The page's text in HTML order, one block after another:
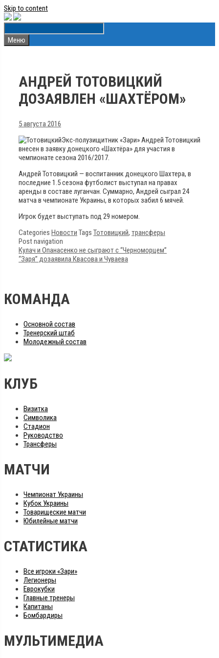
Skip to content
Меню
АНДРЕЙ ТОТОВИЦКИЙ
ДОЗАЯВЛЕН «ШАХТЁРОМ»
5 августа 2016
Экс-полузищитник «Зари» Андрей Тотовицкий
внесен в заявку донецкого «Шахтёра» для участия в
чемпионате сезона 2016/2017.
Андрей Тотовицкий — воспитанник донецкого Шахтера, в
последние 1.5 сезона футболист выступал на правах
аренды в составе луганчан. Суммарно, Андрей сыграл 24
матча в чемпионате Украины, в которых забил 6 мячей.
Игрок будет выступать под 29 номером.
Categories Новости Tags Тотовицкий, трансферы
Post navigation
Кулач и Опанасенко не сыграют с “Черноморцем”
“Заря” дозаявила Квасова и Чуваева
КОМАНДА
Основной состав
Тренерский штаб
Молодежный состав
КЛУБ
Визитка
Символика
Стадион
Руководство
Трансферы
МАТЧИ
Чемпионат Украины
Кубок Украины
Товарищеские матчи
Юбилейные матчи
СТАТИСТИКА
Все игроки «Зари»
Легионеры
Еврокубки
Главные тренеры
Капитаны
Бомбардиры
МУЛЬТИМЕДИА